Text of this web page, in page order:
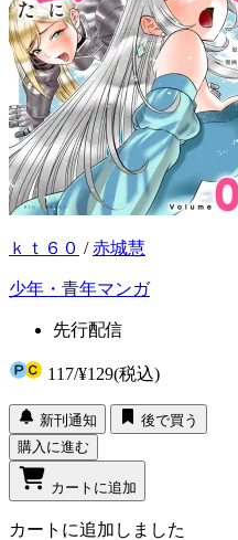
ｋｔ６０ /赤城慧
少年・青年マンガ
先行配信
117/¥129(税込)
新刊通知
後で買う
購入に進む
カートに追加
カートに追加しました